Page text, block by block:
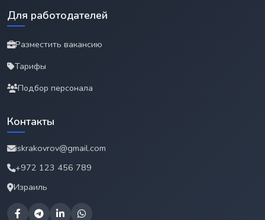
Для работодателей
Разместить вакансию
Тарифы
Подбор персонала
Контакты
iskrakovrov@gmail.com
+972 123 456 789
Израиль